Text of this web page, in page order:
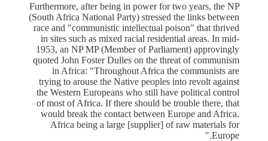
Furthermore, after being in power for two years, the NP
(South Africa National Party) stressed the links between
race and "communistic intellectual poison" that thrived
in sites such as mixed racial residential areas. In mid-
1953, an NP MP (Member of Parliament) approvingly
quoted John Foster Dulles on the threat of communism
in Africa: "Throughout Africa the communists are
trying to arouse the Native peoples into revolt against
the Western Europeans who still have political control
of most of Africa. If there should be trouble there, that
would break the contact between Europe and Africa.
Africa being a large [supplier] of raw materials for
Europe."